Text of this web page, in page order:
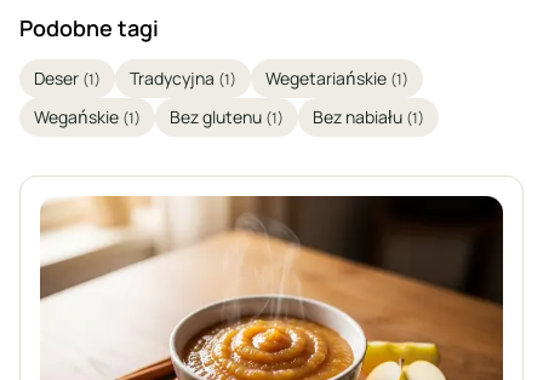
Podobne tagi
Deser (1) Tradycyjna (1) Wegetariańskie (1)
Wegańskie (1) Bez glutenu (1) Bez nabiału (1)